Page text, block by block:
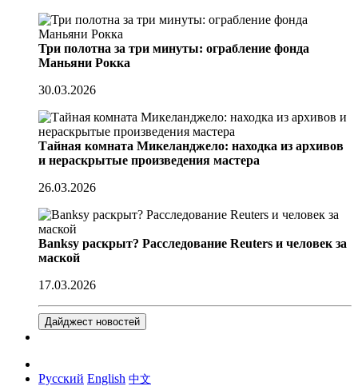
Три полотна за три минуты: ограбление фонда
Маньяни Рокка
30.03.2026
Тайная комната Микеланджело: находка из архивов
и нераскрытые произведения мастера
26.03.2026
Banksy раскрыт? Расследование Reuters и человек за
маской
17.03.2026
Дайджест новостей
Русский English 中文